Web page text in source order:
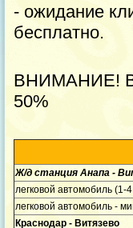
- ожидание
бесплатно.
ВНИМАНИЕ!
50%
Ж/д станция Анапа -
легковой автомобиль (1-
легковой автомобиль -
Краснодар - Витязево